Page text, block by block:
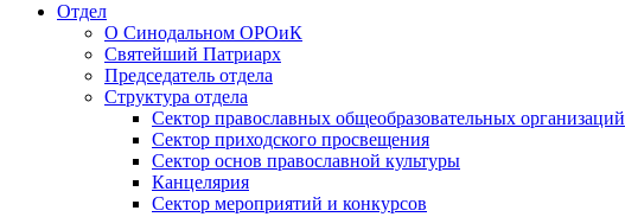
Отдел
О Синодальном ОРОиК
Святейший Патриарх
Председатель отдела
Структура отдела
Сектор православных общеобразовательных организаций
Сектор приходского просвещения
Сектор основ православной культуры
Канцелярия
Сектор мероприятий и конкурсов